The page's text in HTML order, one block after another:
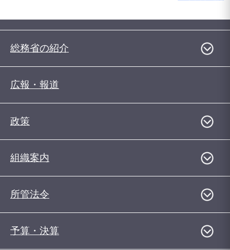
総務省の紹介
広報・報道
政策
組織案内
所管法令
予算・決算